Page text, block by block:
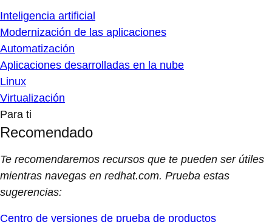
Inteligencia artificial
Modernización de las aplicaciones
Automatización
Aplicaciones desarrolladas en la nube
Linux
Virtualización
Para ti
Recomendado
Te recomendaremos recursos que te pueden ser útiles
mientras navegas en redhat.com. Prueba estas
sugerencias:
Centro de versiones de prueba de productos